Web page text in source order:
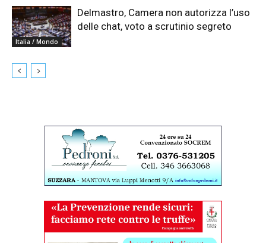
Italia / Mondo
Delmastro, Camera non autorizza l’uso
delle chat, voto a scrutinio segreto